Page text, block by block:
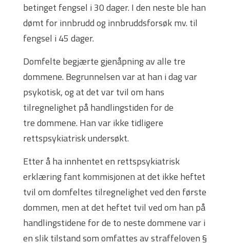
betinget fengsel i 30 dager. I den neste ble han
dømt for innbrudd og innbruddsforsøk mv. til
fengsel i 45 dager.
Domfelte begjærte gjenåpning av alle tre
dommene. Begrunnelsen var at han i dag var
psykotisk, og at det var tvil om hans
tilregnelighet på handlingstiden for de
tre dommene. Han var ikke tidligere
rettspsykiatrisk undersøkt.
Etter å ha innhentet en rettspsykiatrisk
erklæring fant kommisjonen at det ikke heftet
tvil om domfeltes tilregnelighet ved den første
dommen, men at det heftet tvil ved om han på
handlingstidene for de to neste dommene var i
en slik tilstand som omfattes av straffeloven §